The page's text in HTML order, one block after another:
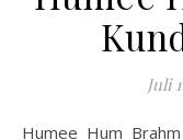
Juli
Humee Hum Brahm Hum Kundalini Mantra Du weißt es